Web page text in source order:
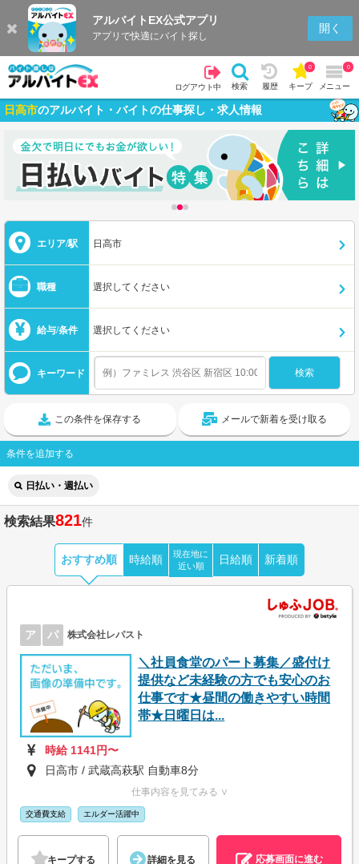
アルバイトEX公式アプリ
アプリで快適にバイト探し
開く
ログアウト中 検索 履歴 キープ
0
メニュー
0
日高市のアルバイト・バイトの仕事探し・求人情報
エリア/駅 日高市
職種 選択してください
給与/条件 選択してください
キーワード
この条件を保存する メールで新着を受け取る
条件を追加する
日払い・週払い
検索結果821件
おすすめ順 時給順
現在地に
近い順
日給順 新着順
ア パ 株式会社レパスト
＼社員食堂のパート募集／盛付け
提供など未経験の方でも安心のお
仕事です★昼間の働きやすい時間
帯★日曜日は...
時給 1141円〜
日高市 / 武蔵高萩駅 自動車8分
仕事内容を見てみる ∨
交通費支給 エルダー活躍中
キープする 詳細を見る 応募画面に進む